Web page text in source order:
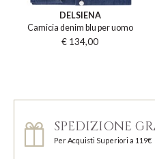
DELSIENA
Camicia denim blu per uomo
€ 134,00
SPEDIZIONE
Per Acquisti Superiori a 119€